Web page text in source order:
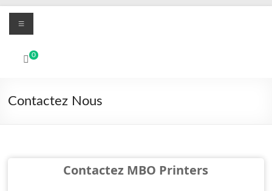
Aller
contenu
MBO
d'impression
Menu
0
Contactez Nous
Contactez MBO Printers